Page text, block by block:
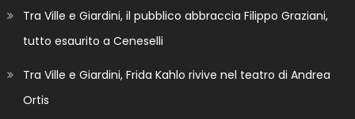
Tra Ville e Giardini, il pubblico abbraccia Filippo Graziani,
tutto esaurito a Ceneselli
Tra Ville e Giardini, Frida Kahlo rivive nel teatro di Andrea
Ortis